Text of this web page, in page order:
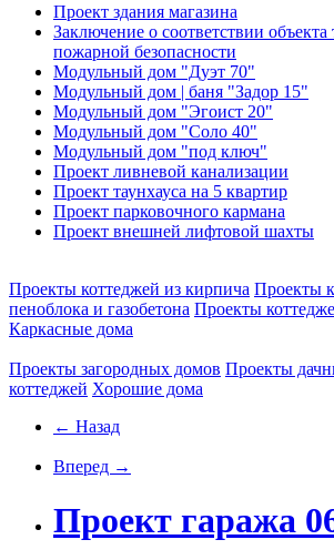
Проект здания магазина
Заключение о соответствии
пожарной безопасности
Модульный дом "Дуэт 70"
Модульный дом | баня "Задор 15"
Модульный дом "Эгоист 20"
Модульный дом "Соло 40"
Модульный дом "под ключ"
Проект ливневой канализации
Проект таунхауса на 5 квартир
Проект парковочного кармана
Проект внешней лифтовой шахты
Проекты коттеджей из кирпича Проекты
пеноблока и газобетона Проекты
Каркасные дома
Проекты загородных домов Проекты
коттеджей Хорошие дома
← Назад
Вперед →
Проект гаража